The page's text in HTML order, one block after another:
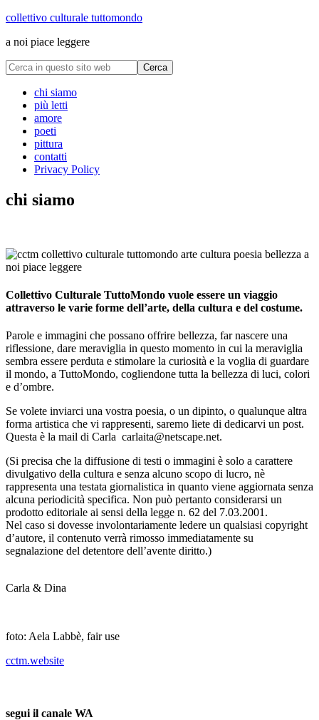
collettivo culturale tuttomondo
a noi piace leggere
chi siamo
più letti
amore
poeti
pittura
contatti
Privacy Policy
chi siamo
Collettivo Culturale TuttoMondo vuole essere un viaggio
attraverso le varie forme dell’arte, della cultura e del costume.
Parole e immagini che possano offrire bellezza, far nascere una
riflessione, dare meraviglia in questo momento in cui la meraviglia
sembra essere perduta e stimolare la curiosità e la voglia di guardare
il mondo, a TuttoMondo, cogliendone tutta la bellezza di luci, colori
e d’ombre.
Se volete inviarci una vostra poesia, o un dipinto, o qualunque altra
forma artistica che vi rappresenti, saremo liete di dedicarvi un post.
Questa è la mail di Carla carlaita@netscape.net.
(Si precisa che la diffusione di testi o immagini è solo a carattere
divulgativo della cultura e senza alcuno scopo di lucro, nè
rappresenta una testata giornalistica in quanto viene aggiornata senza
alcuna periodicità specifica. Non può pertanto considerarsi un
prodotto editoriale ai sensi della legge n. 62 del 7.03.2001.
Nel caso si dovesse involontariamente ledere un qualsiasi copyright
d’autore, il contenuto verrà rimosso immediatamente su
segnalazione del detentore dell’avente diritto.)
Carla & Dina
foto: Aela Labbè, fair use
cctm.website
segui il canale WA